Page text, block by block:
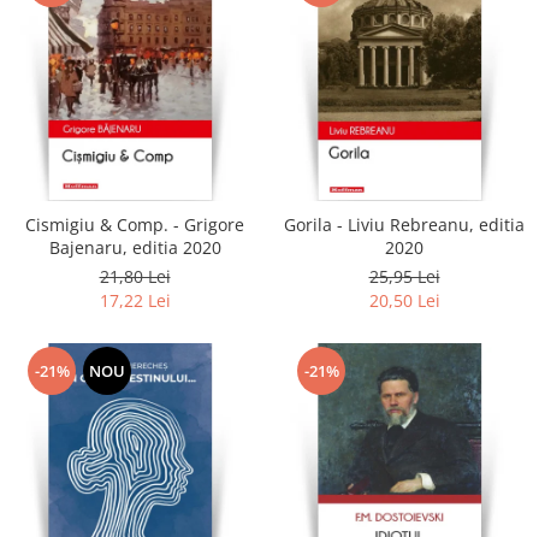
Calatorii
Memorii
Publicistica / Reportaje / Interviuri
Stiinte umaniste
Istorie
Sociologie si filozofie
Cismigiu & Comp. - Grigore
Bajenaru, editia 2020
21,80 Lei
17,22 Lei
Gorila - Liviu Rebreanu, editia
2020
25,95 Lei
20,50 Lei
-21% NOU -21%